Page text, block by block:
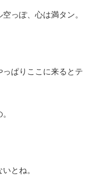
っぽ、心は満タン。
っぱりここに来るとテ
とね。